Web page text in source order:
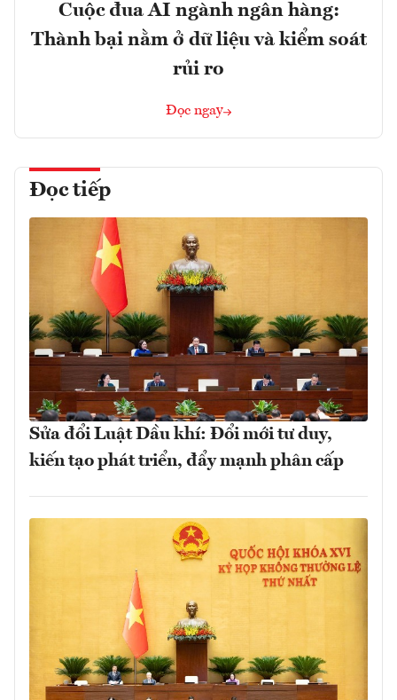
Cuộc đua AI ngành ngân hàng:
Thành bại nằm ở dữ liệu và kiểm soát
rủi ro
Đọc ngay
Đọc tiếp
Sửa đổi Luật Dầu khí: Đổi mới tư duy,
kiến tạo phát triển, đẩy mạnh phân cấp